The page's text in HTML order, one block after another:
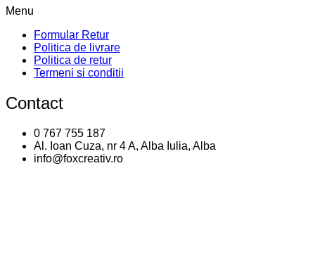
Menu
Formular Retur
Politica de livrare
Politica de retur
Termeni si conditii
Contact
0 767 755 187
Al. Ioan Cuza, nr 4 A, Alba Iulia, Alba
info@foxcreativ.ro